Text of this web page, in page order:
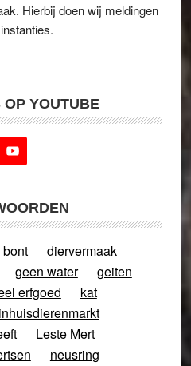
Hierbij doen wij meldingen
OP YOUTUBE
bont
diervermaak
geen water
geiten
erfgoed
kat
Leste Mert
neusring